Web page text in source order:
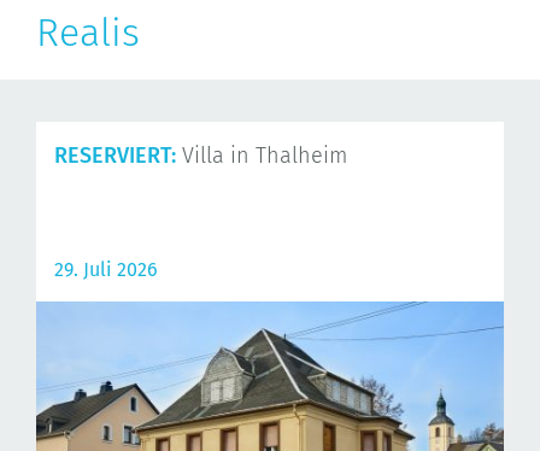
Realis
RESERVIERT: Villa in Thalheim
29. Juli 2026